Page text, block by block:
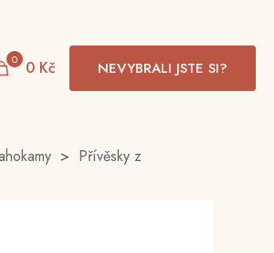
0 0 Kč NEVYBRALI JSTE SI?
> Přívěsky z